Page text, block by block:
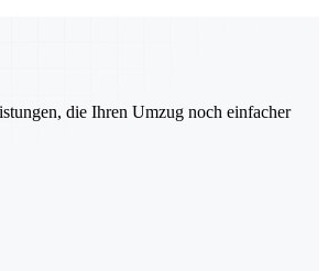
die Ihren Umzug noch einfacher